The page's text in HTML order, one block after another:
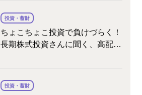
投資・蓄財
ちょこちょこ投資で負けづらく！
長期株式投資さんに聞く、高配当
投資・蓄財